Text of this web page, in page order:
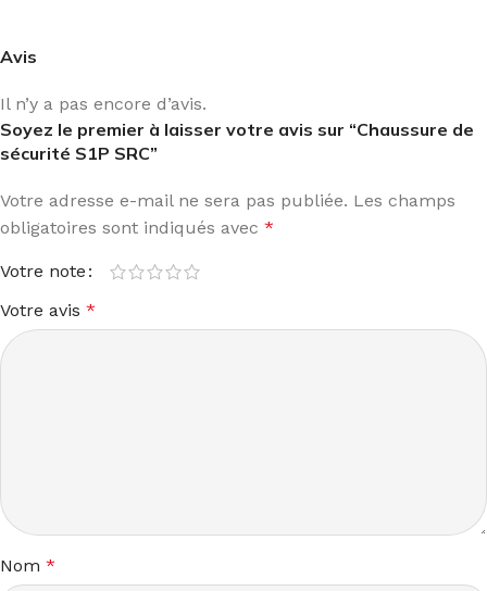
Avis
Il n’y a pas encore d’avis.
Soyez le premier à laisser votre avis sur “Chaussure de
sécurité S1P SRC”
Votre adresse e-mail ne sera pas publiée. Les champs
obligatoires sont indiqués avec *
Votre note
Votre avis *
Nom *